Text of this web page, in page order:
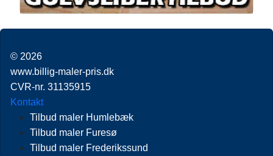
© 2026
www.billig-maler-pris.dk
CVR-nr. 31135915
Kontakt
Tilbud maler Humlebæk
Tilbud maler Furesø
Tilbud maler Frederikssund